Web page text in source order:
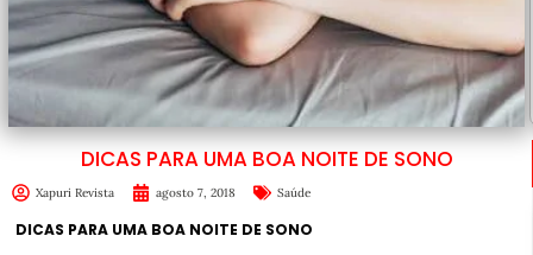
DICAS PARA UMA BOA NOITE DE SONO
Xapuri Revista agosto 7, 2018 Saúde
DICAS PARA UMA BOA NOITE DE SONO